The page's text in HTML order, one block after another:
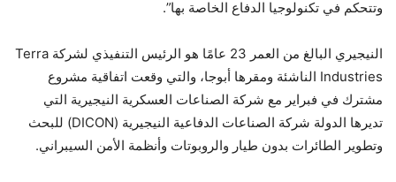
وتتحكم في تكنولوجيا الدفاع الخاصة بها”.
النيجيري البالغ من العمر 23 عامًا هو الرئيس التنفيذي لشركة Terra
Industries الناشئة ومقرها أبوجا، والتي وقعت اتفاقية مشروع
مشترك في فبراير مع شركة الصناعات العسكرية النيجيرية التي
تديرها الدولة شركة الصناعات الدفاعية النيجيرية (DICON) للبحث
وتطوير الطائرات بدون طيار والروبوتات وأنظمة الأمن السيبراني.